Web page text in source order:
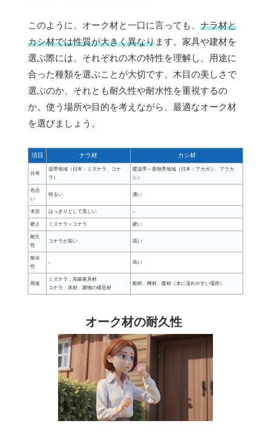
このように、オーク材と一口に言っても、 ナラ材と
カシ材では性質が大きく異なります。家具や建材を
選ぶ際には、それぞれの木の特性を理解し、用途に
合った種類を選ぶことが大切です。木目の美しさで
選ぶのか、それとも耐久性や耐水性を重視するの
か。使う場所や目的を考えながら、最適なオーク材
を選びましょう。
項目 ナラ材 カシ材
分布
温帯地域（日本：ミズナラ、コナ
ラ）
暖温帯～亜熱帯地域（日本：アカガシ、アラカ
シ）
色合
い
明るい 濃い
木目 はっきりとして美しい –
硬さ ミズナラ＜コナラ 硬い
耐久
性
コナラが高い 高い
耐水
性
– 高い
用途
ミズナラ：高級家具材
コナラ：床材、建物の構造材
船材、樽材、建材（水に濡れやすい場所）
オーク材の耐久性